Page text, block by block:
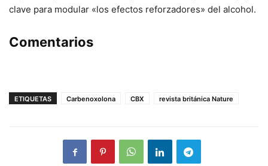
clave para modular «los efectos reforzadores» del alcohol.
Comentarios
ETIQUETAS Carbenoxolona CBX revista británica Nature